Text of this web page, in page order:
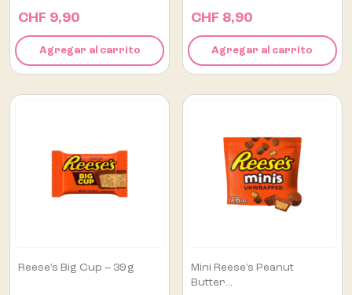
CHF 9,90
Agregar al carrito
CHF 8,90
Agregar al carrito
Reese’s Big Cup – 39 G
Mini Reese’s Peanut
Butter...